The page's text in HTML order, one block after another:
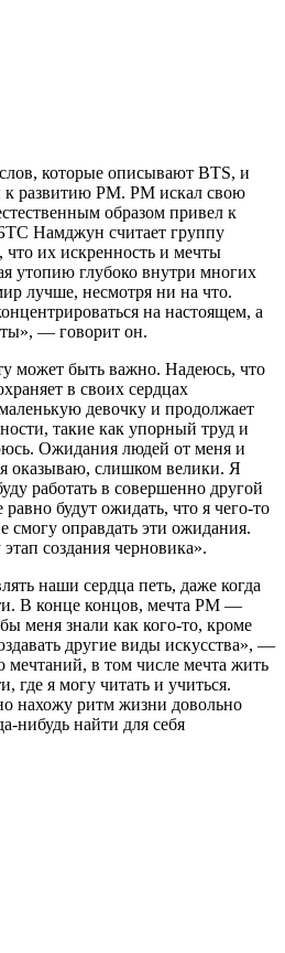
которые описывают BTS, и
развитию РM. РM искал свою
образом привел к
Намджун считает группу
что их искренность и мечты
утопию глубоко внутри многих
лучше, несмотря ни на что.
на настоящем, а
— говорит он.
может быть важно. Надеюсь, что
в своих сердцах
девочку и продолжает
такие как упорный труд и
Ожидания людей от меня и
оказываю, слишком велики. Я
работать в совершенно другой
будут ожидать, что я чего-то
смогу оправдать эти ожидания.
создания черновика».
наши сердца петь, даже когда
В конце концов, мечта РM —
меня знали как кого-то, кроме
другие виды искусства», —
в том числе мечта жить
где я могу читать и учиться.
нахожу ритм жизни довольно
нибудь найти для себя